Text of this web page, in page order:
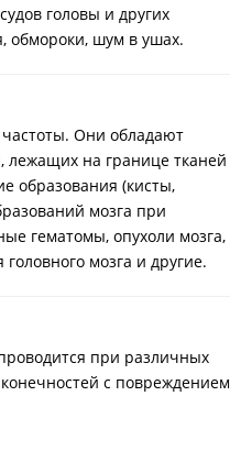
головы и других
обмороки, шум в ушах.
Они обладают
лежащих на границе тканей
образования (кисты,
мозга при
гематомы, опухоли мозга,
мозга и другие.
при различных
с повреждением